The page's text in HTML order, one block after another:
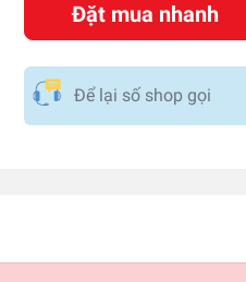
Đặt mua nhanh